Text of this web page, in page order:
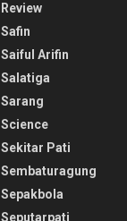
Review
Safin
Saiful Arifin
Salatiga
Sarang
Science
Sekitar Pati
Sembaturagung
Sepakbola
Seputarpati